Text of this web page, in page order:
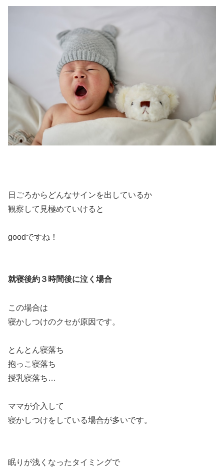
日ごろからどんなサインを出しているか
観察して見極めていけると
goodですね！
就寝後約３時間後に泣く場合
この場合は
寝かしつけのクセが原因です。
とんとん寝落ち
抱っこ寝落ち
授乳寝落ち…
ママが介入して
寝かしつけをしている場合が多いです。
眠りが浅くなったタイミングで